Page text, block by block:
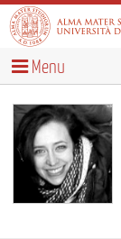
Menu